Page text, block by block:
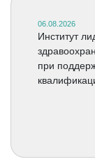
06.08.2026
Институт
при